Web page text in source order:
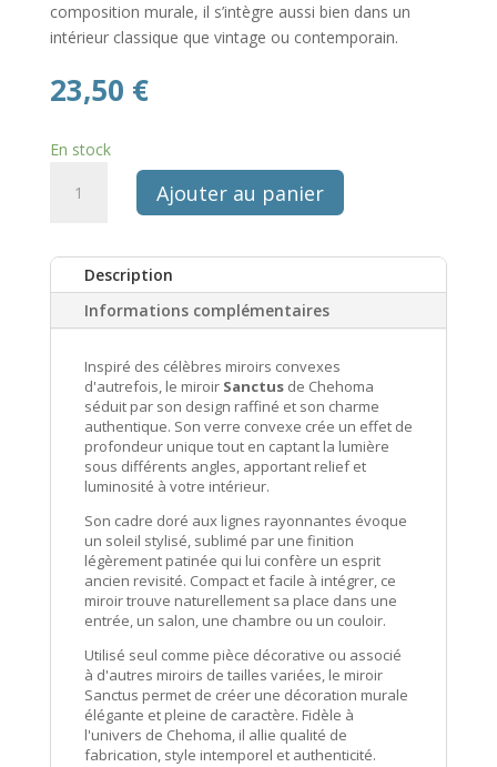
composition murale, il s’intègre aussi bien dans un
intérieur classique que vintage ou contemporain.
23,50 €
En stock
Santus
Chehoma
Ajouter au panier
Description
Informations complémentaires
Inspiré des célèbres miroirs convexes
d'autrefois, le miroir Sanctusde Chehoma
séduit par son design raffiné et son charme
authentique. Son verre convexe crée un effet de
profondeur unique tout en captant la lumière
sous différents angles, apportant relief et
luminosité à votre intérieur.
Son cadre doré aux lignes rayonnantes évoque
un soleil stylisé, sublimé par une finition
légèrement patinée qui lui confère un esprit
ancien revisité. Compact et facile à intégrer, ce
miroir trouve naturellement sa place dans une
entrée, un salon, une chambre ou un couloir.
Utilisé seul comme pièce décorative ou associé
à d'autres miroirs de tailles variées, le miroir
Sanctus permet de créer une décoration murale
élégante et pleine de caractère. Fidèle à
l'univers de Chehoma, il allie qualité de
fabrication, style intemporel et authenticité.